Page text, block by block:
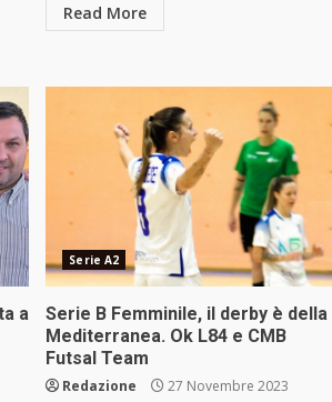
Read More
a
Serie A2
Serie B Femminile, il derby è della
Mediterranea. Ok L84 e CMB
Futsal Team
Redazione 27 Novembre 2023